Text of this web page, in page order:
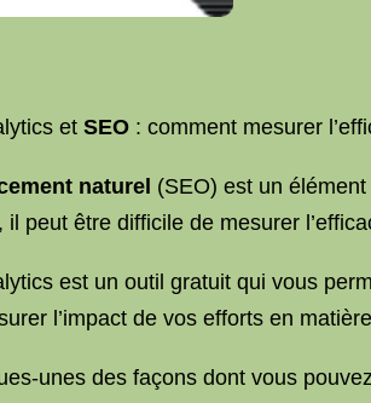
et SEO : comment mesurer
naturel (SEO) est un
il peut être difficile de mesurer
est un outil gratuit qui vous
l’impact de vos efforts en
unes des façons dont vous